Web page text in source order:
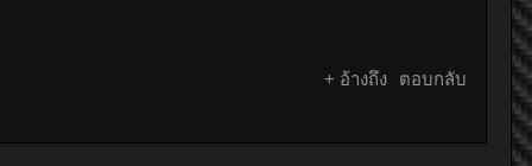
+ อ้างถึง ตอบกลับ